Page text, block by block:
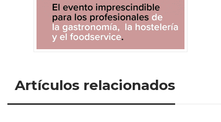
Artículos relacionados